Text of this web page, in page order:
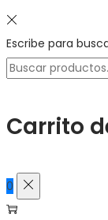
Escribe para
Búsqueda
Carrito
0